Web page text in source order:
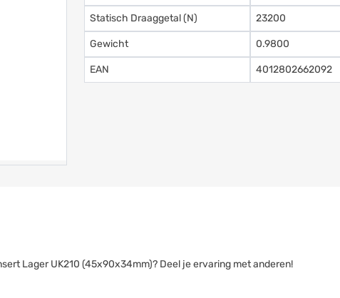
Statisch Draaggetal (N) 23200
Gewicht 0.9800
EAN 4012802662092
Lager UK210 (45x90x34mm)? Deel je ervaring met anderen!